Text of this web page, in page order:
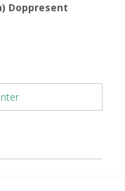
Doppresent